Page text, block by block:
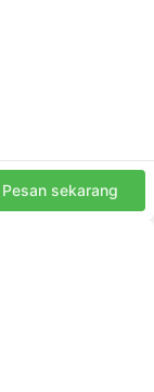
Pesan sekarang